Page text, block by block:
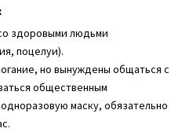
здоровыми людьми
поцелуи).
но вынуждены общаться с
общественным
маску, обязательно